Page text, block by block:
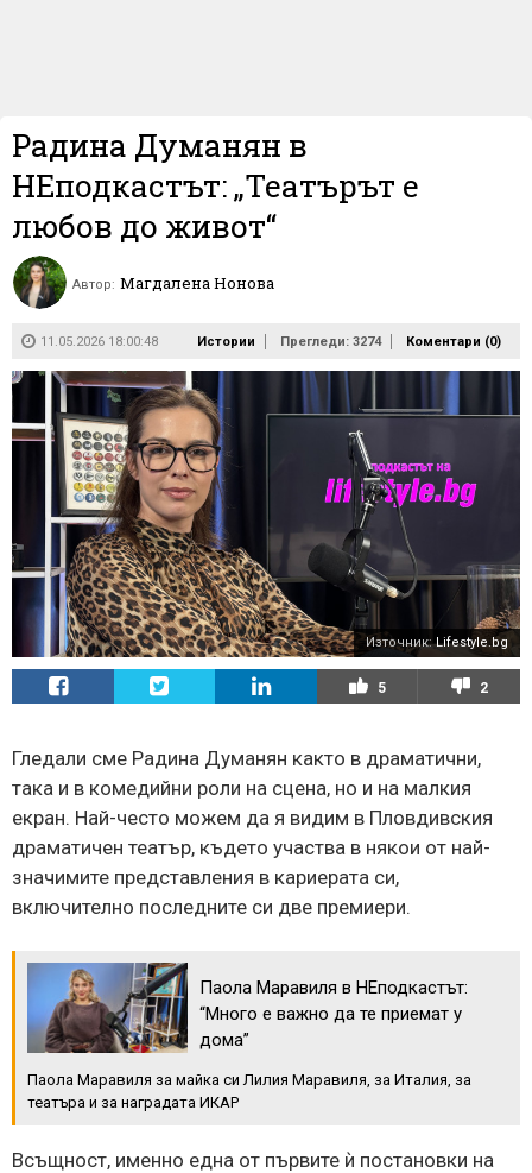
Радина Думанян в
НЕподкастът: „Театърът е
любов до живот“
Автор: Магдалена Нонова
11.05.2026 18:00:48 Истории Прегледи: 3274 Коментари (0)
Източник:Lifestyle.bg
5 2
Гледали сме Радина Думанян както в драматични,
така и в комедийни роли на сцена, но и на малкия
екран. Най-често можем да я видим в Пловдивския
драматичен театър, където участва в някои от най-
значимите представления в кариерата си,
включително последните си две премиери.
Паола Маравиля в НЕподкастът:
“Много е важно да те приемат у
дома”
Паола Маравиля за майка си Лилия Маравиля, за Италия, за
театъра и за наградата ИКАР
Всъщност, именно една от първите ѝ постановки на